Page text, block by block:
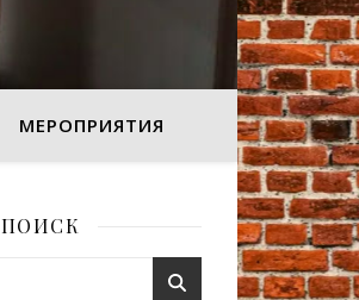
МЕРОПРИЯТИЯ
ПОИСК